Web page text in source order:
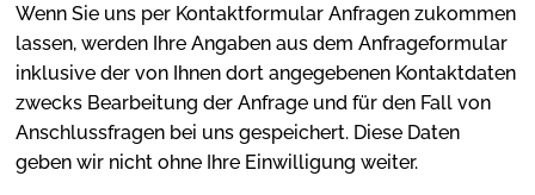
Wenn Sie uns per Kontaktformular Anfragen zukommen
lassen, werden Ihre Angaben aus dem Anfrageformular
inklusive der von Ihnen dort angegebenen Kontaktdaten
zwecks Bearbeitung der Anfrage und für den Fall von
Anschlussfragen bei uns gespeichert. Diese Daten
geben wir nicht ohne Ihre Einwilligung weiter.